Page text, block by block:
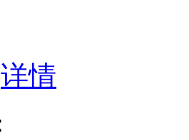
详情